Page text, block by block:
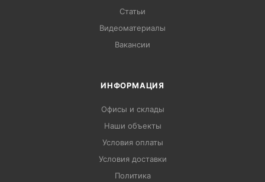
Статьи
Видеоматериалы
Вакансии
ИНФОРМАЦИЯ
Офисы и склады
Наши объекты
Условия оплаты
Условия доставки
Политика